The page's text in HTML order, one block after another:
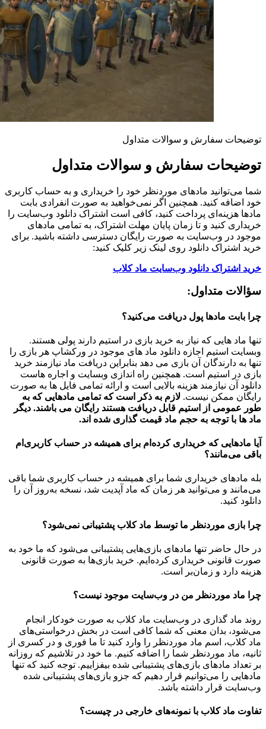
توضیحات سفارش و سوالات متداول
توضیحات سفارش و سوالات متداول
شما می‌توانید مادهای موردنظر خود را خریداری و به حساب کاربری
خود اضافه کنید. همچنین اگر نمی‌خواهید به صورت انفرادی بابت
مادها هزینه‌ای پرداخت کنید، کافی است اشتراک دانلود وب‌سایت را
خریداری کنید و تا زمان پایان مهلت اشتراک، به تمامی مادهای
موجود در وب‌سایت به صورت رایگان دسترسی داشته باشید. برای
خرید اشتراک دانلود روی لینک زیر کلیک کنید:
خرید اشتراک دانلود وب‌سایت ماد کلاب
سؤالات متداول:
چرا بابت مادها پول دریافت می‌کنید؟
تنها ماد هایی که نیاز به خرید بازی در استیم دارند پولی هستند.
وبسایت استیم اجازه دانلود ماد های موجود در ورکشاپ هر بازی را
تنها به دارندگان آن بازی می دهد بنابراین دریافت ماد نیازمند خرید
بازی در استیم است. همچنین راه اندازی وبسایت و اجاره هاست
دانلود آن نیازمند هزینه بالایی است و ارائه تمامی فایل ها به صورت
رایگان ممکن نیست. لازم به ذکر است که تمامی مادهایی که به
طور عمومی از استیم قابل دریافت هستند رایگان می باشند. دیگر
ماد ها با توجه به حجم ماد قیمت گذاری شده اند.
آیا مادهایی که خریداری کرده‌ام برای همیشه در حساب‌ کاربری‌ام
باقی می‌مانند؟
بله مادهای خریداری شما برای همیشه در حساب کاربری شما باقی
می‌مانند و می‌توانید هر زمان که ماد آپدیت شد، نسخه به‌روز آن را
دانلود کنید.
چرا بازی موردنظر ما توسط ماد کلاب پشتیبانی نمی‌شود؟
در حال حاضر تنها مادهای بازی‌هایی پشتیبانی می‌شود که ما خود به
صورت قانونی خریداری کرده‌ایم. خرید بازی‌ها به صورت قانونی
هزینه دارد و زمان‌بر است.
چرا ماد موردنظر من در وب‌سایت موجود نیست؟
روند ماد گذاری در وب‌سایت ماد کلاب به صورت خودکار انجام
می‌شود، بدان معنی که شما کافی است در بخش درخواستی‌های
ماد کلاب، اسم ماد موردنظر را وارد کنید تا ما فوری و در کسری از
ثانیه، ماد موردنظر شما را اضافه کنیم. ما خود در تلاشیم که روزانه
بر تعداد مادهای بازی‌های پشتیبانی شده بیفزاییم. توجه کنید که تنها
مادهایی را می‌توانیم قرار دهیم که جزو بازی‌های پشتیبانی شده
وب‌سایت قرار داشته باشد.
تفاوت ماد کلاب با نمونه‌های خارجی در چیست؟